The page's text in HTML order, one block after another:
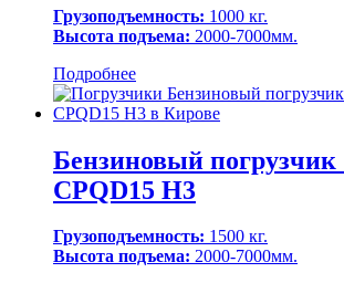
Грузоподъемность: 1000 кг.
Высота подъема: 2000-7000мм.
Подробнее
Бензиновый
CPQD15 H3
Грузоподъемность: 1500 кг.
Высота подъема: 2000-7000мм.